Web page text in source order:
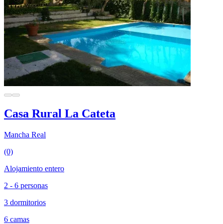
Casa Rural La Cateta
Mancha Real
(0)
Alojamiento entero
2 - 6 personas
3 dormitorios
6 camas